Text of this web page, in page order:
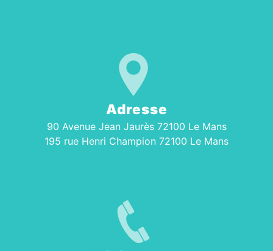
Adresse
90 Avenue Jean Jaurès 72100 Le Mans
195 rue Henri Champion 72100 Le Mans